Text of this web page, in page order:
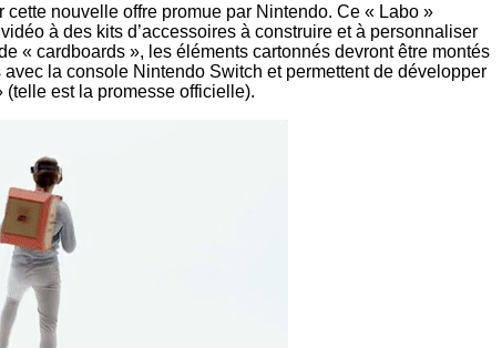
cette nouvelle offre promue par Nintendo. Ce « Labo »
à des kits d’accessoires à construire et à personnaliser
« cardboards », les éléments cartonnés devront être montés
avec la console Nintendo Switch et permettent de développer
est la promesse officielle).